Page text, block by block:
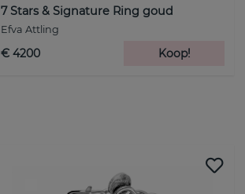
7 Stars & Signature Ring goud
Efva Attling
€ 4200 Koop!